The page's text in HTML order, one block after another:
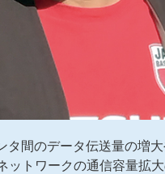
タ間のデータ伝送量の増
ットワークの通信容量拡